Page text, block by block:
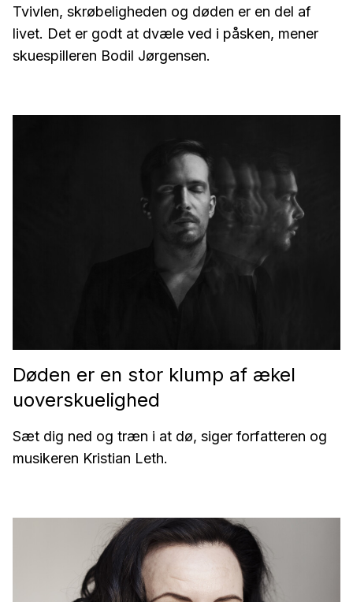
Tvivlen, skrøbeligheden og døden er en del af
livet. Det er godt at dvæle ved i påsken, mener
skuespilleren Bodil Jørgensen.
Døden er en stor klump af ækel
uoverskuelighed
Sæt dig ned og træn i at dø, siger forfatteren og
musikeren Kristian Leth.